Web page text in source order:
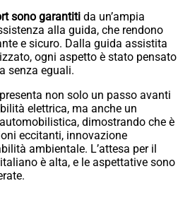
sono garantiti da un’ampia
alla guida, che rendono
e sicuro. Dalla guida assistita
ogni aspetto è stato pensato
senza eguali.
non solo un passo avanti
elettrica, ma anche un
dimostrando che è
eccitanti, innovazione
ambientale. L’attesa per il
è alta, e le aspettative sono